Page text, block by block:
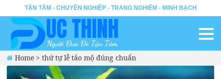
TẬN TÂM - CHUYÊN NGHIỆP - TRANG NGHIÊM - MINH BẠCH
Home >thứ tự lễ tảo mộ đúng chuẩn